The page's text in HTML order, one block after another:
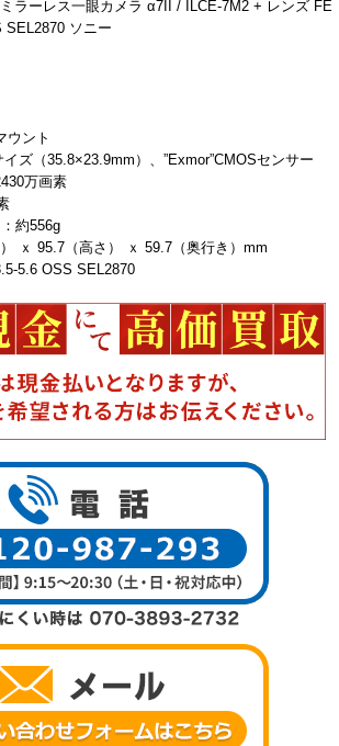
ラーレス一眼カメラ α7II / ILCE-7M2 + レンズ FE
SEL2870 ソニー
ウント
ズ（35.8×23.9mm）、”Exmor”CMOSセンサー
万画素
約556g
ｘ 95.7（高さ） ｘ 59.7（奥行き）mm
5.6 OSS SEL2870